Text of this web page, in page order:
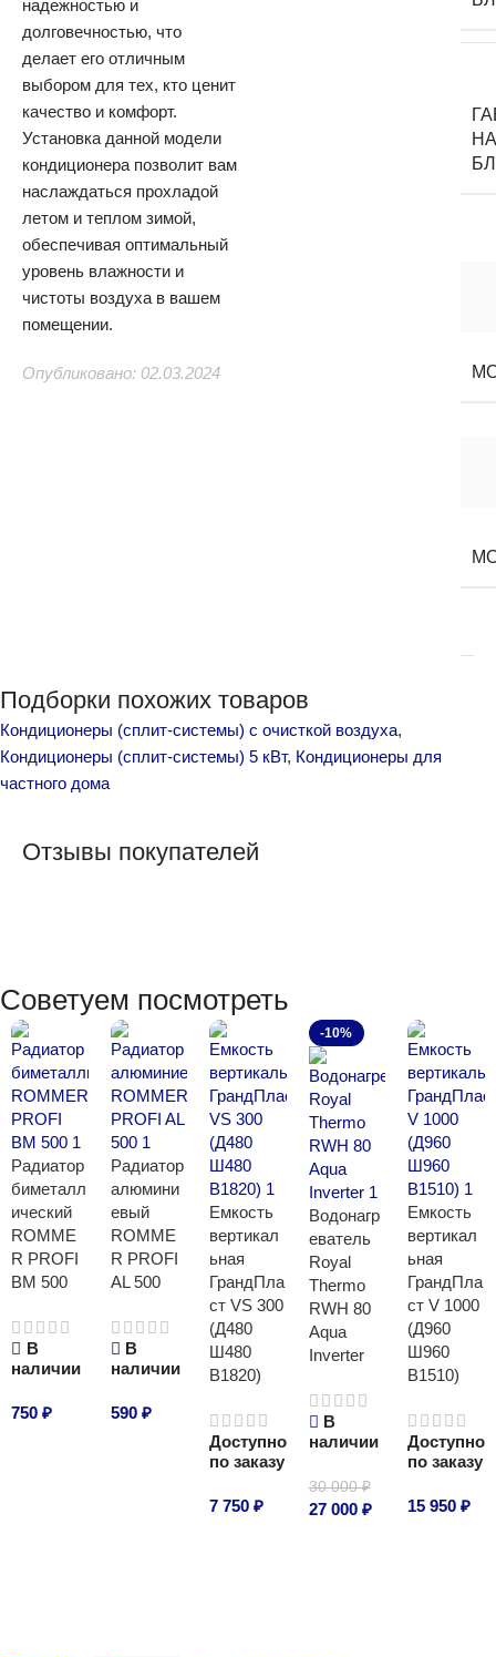
надежностью и
долговечностью, что
делает его отличным
выбором для тех, кто ценит
качество и комфорт.
Установка данной модели
кондиционера позволит вам
наслаждаться прохладой
летом и теплом зимой,
обеспечивая оптимальный
уровень влажности и
чистоты воздуха в вашем
помещении.
Опубликовано: 02.03.2024
Подборки похожих товаров
Кондиционеры (сплит-системы) с очисткой воздуха,
Кондиционеры (сплит-системы) 5 кВт, Кондиционеры для
частного дома
Отзывы покупателей
Советуем посмотреть
Радиатор
биметалл
ический
ROMME
R PROFI
BM 500
В
наличии
750 ₽
Радиатор
алюмини
евый
ROMME
R PROFI
AL 500
В
наличии
590 ₽
Емкость
вертикал
ьная
ГрандПла
ст VS 300
(Д480
Ш480
В1820)
Доступно
по заказу
7 750₽
-10%
Водонагр
еватель
Royal
Thermo
RWH 80
Aqua
Inverter
В
наличии
30 000₽
27 000 ₽
Емкость
вертикал
ьная
ГрандПла
ст V 1000
(Д960
Ш960
В1510)
Доступно
по заказу
15 950₽